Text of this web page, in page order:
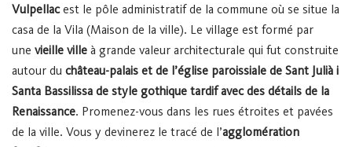
Vulpellacest le pôle administratif de la commune où se situe la
casa de la Vila (Maison de la ville). Le village est formé par
une vieille ville à grande valeur architecturale qui fut construite
autour du château-palais et de l’église paroissiale de Sant Julià i
Santa Bassilissa de style gothique tardif avec des détails de la
Renaissance. Promenez-vous dans les rues étroites et pavées
de la ville. Vous y devinerez le tracé de l’agglomération